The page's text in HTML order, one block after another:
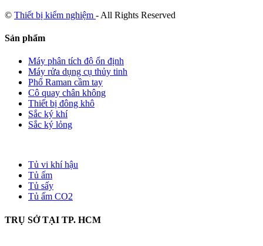
© Thiết bị kiểm nghiệm - All Rights Reserved
Sản phẩm
Máy phân tích độ ổn định
Máy rửa dụng cụ thủy tinh
Phổ Raman cầm tay
Cô quay chân không
Thiết bị đông khô
Sắc ký khí
Sắc ký lỏng
Tủ vi khí hậu
Tủ ấm
Tủ sấy
Tủ ấm CO2
TRỤ SỞ TẠI TP. HCM